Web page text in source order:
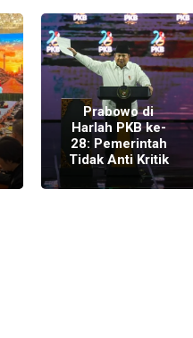
Prabowo di
Harlah PKB ke-
28: Pemerintah
Tidak Anti Kritik